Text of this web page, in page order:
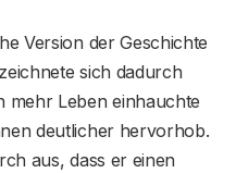
Version der Geschichte
sich dadurch
mehr Leben einhauchte
deutlicher hervorhob.
aus, dass er einen